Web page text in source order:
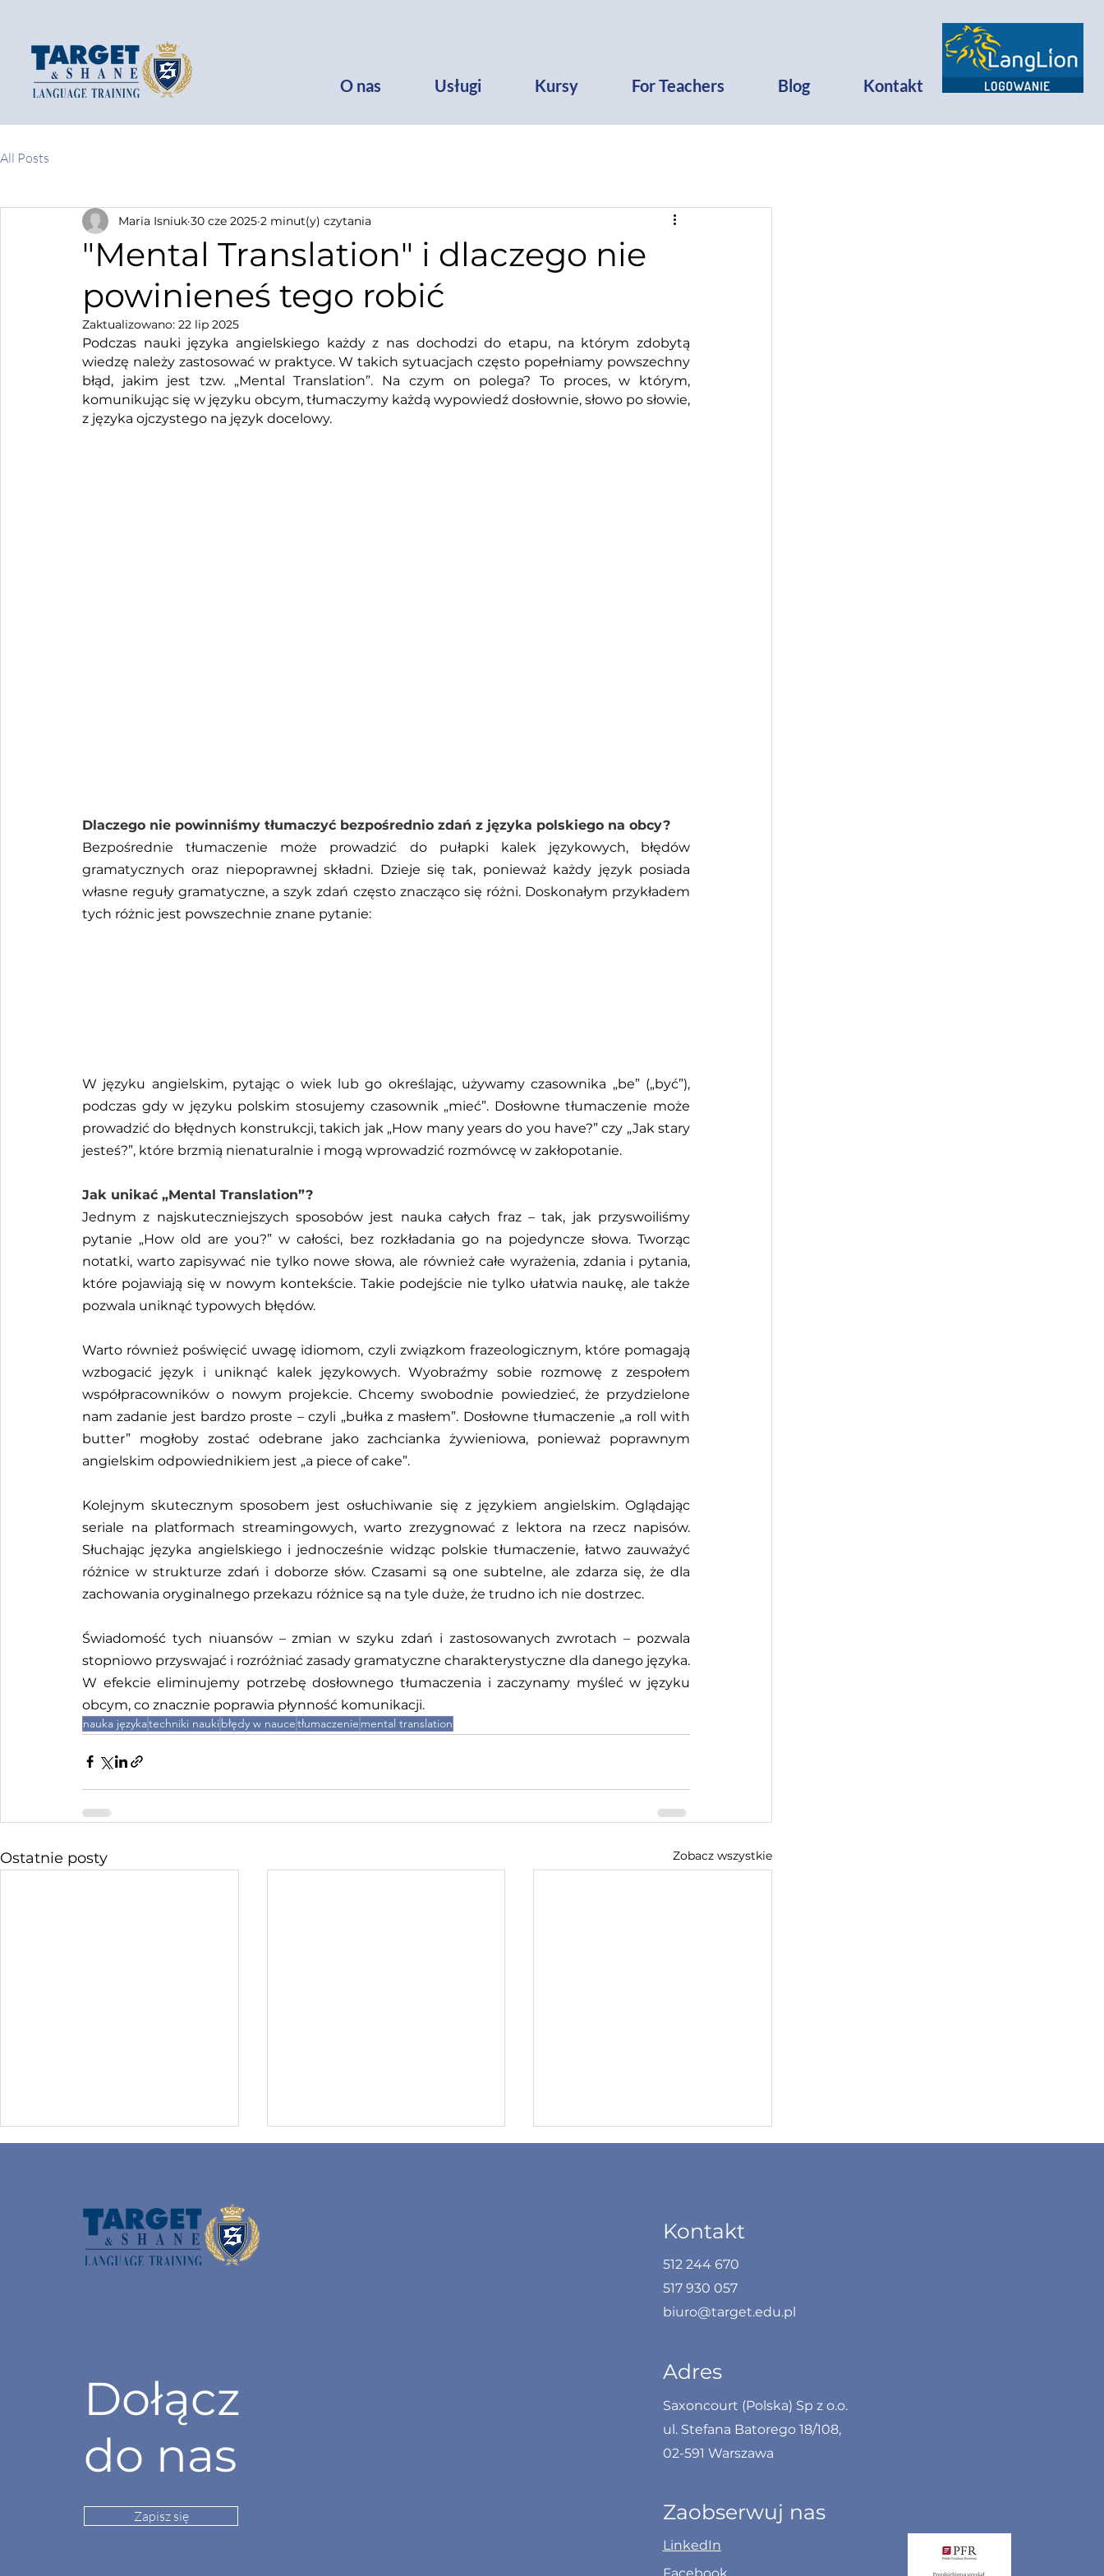
O nas Usługi Kursy For Teachers Blog Kontakt
All Posts
"Mental Translation" i dlaczego nie
powinieneś tego robić
Maria Isniuk 30 cze 2025 2 minut(y) czytania
Zaktualizowano: 22 lip 2025
Podczas nauki języka angielskiego każdy z nas dochodzi do etapu, na którym zdobytą
wiedzę należy zastosować w praktyce. W takich sytuacjach często popełniamy powszechny
błąd, jakim jest tzw. „Mental Translation”. Na czym on polega? To proces, w którym,
komunikując się w języku obcym, tłumaczymy każdą wypowiedź dosłownie, słowo po słowie,
z języka ojczystego na język docelowy.
Dlaczego nie powinniśmy tłumaczyć bezpośrednio zdań z języka polskiego na obcy?
Bezpośrednie tłumaczenie może prowadzić do pułapki kalek językowych, błędów
gramatycznych oraz niepoprawnej składni. Dzieje się tak, ponieważ każdy język posiada
własne reguły gramatyczne, a szyk zdań często znacząco się różni. Doskonałym przykładem
tych różnic jest powszechnie znane pytanie:
W języku angielskim, pytając o wiek lub go określając, używamy czasownika „be” („być”),
podczas gdy w języku polskim stosujemy czasownik „mieć”. Dosłowne tłumaczenie może
prowadzić do błędnych konstrukcji, takich jak „How many years do you have?” czy „Jak stary
jesteś?”, które brzmią nienaturalnie i mogą wprowadzić rozmówcę w zakłopotanie.
Jak unikać „Mental Translation”?
Jednym z najskuteczniejszych sposobów jest nauka całych fraz – tak, jak przyswoiliśmy
pytanie „How old are you?” w całości, bez rozkładania go na pojedyncze słowa. Tworząc
notatki, warto zapisywać nie tylko nowe słowa, ale również całe wyrażenia, zdania i pytania,
które pojawiają się w nowym kontekście. Takie podejście nie tylko ułatwia naukę, ale także
pozwala uniknąć typowych błędów.
Warto również poświęcić uwagę idiomom, czyli związkom frazeologicznym, które pomagają
wzbogacić język i uniknąć kalek językowych. Wyobraźmy sobie rozmowę z zespołem
współpracowników o nowym projekcie. Chcemy swobodnie powiedzieć, że przydzielone
nam zadanie jest bardzo proste – czyli „bułka z masłem”. Dosłowne tłumaczenie „a roll with
butter” mogłoby zostać odebrane jako zachcianka żywieniowa, ponieważ poprawnym
angielskim odpowiednikiem jest „a piece of cake”.
Kolejnym skutecznym sposobem jest osłuchiwanie się z językiem angielskim. Oglądając
seriale na platformach streamingowych, warto zrezygnować z lektora na rzecz napisów.
Słuchając języka angielskiego i jednocześnie widząc polskie tłumaczenie, łatwo zauważyć
różnice w strukturze zdań i doborze słów. Czasami są one subtelne, ale zdarza się, że dla
zachowania oryginalnego przekazu różnice są na tyle duże, że trudno ich nie dostrzec.
Świadomość tych niuansów – zmian w szyku zdań i zastosowanych zwrotach – pozwala
stopniowo przyswajać i rozróżniać zasady gramatyczne charakterystyczne dla danego języka.
W efekcie eliminujemy potrzebę dosłownego tłumaczenia i zaczynamy myśleć w języku
obcym, co znacznie poprawia płynność komunikacji.
nauka językatechniki naukibłędy w naucetłumaczenie mental translation
Ostatnie posty Zobacz wszystkie
Jak przełamać barierę
mówienia w obcym
Dołącz
do nas
Zapisz się
Kontakt
512 244 670
517 930 057
biuro@target.edu.pl
Adres
Saxoncourt (Polska) Sp z o.o.
ul. Stefana Batorego 18/108,
02-591 Warszawa
Zaobserwuj nas
LinkedIn